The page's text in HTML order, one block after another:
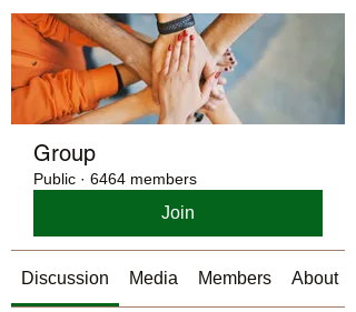
Group
Public · 6464 members
Join
Discussion Media Members About